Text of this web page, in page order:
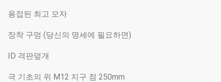
용접된 최고 모자
장착 구멍 (당신의 명세에 필요하면)
ID 격판덮개
극 기초의 위 M12 지구 점 250mm